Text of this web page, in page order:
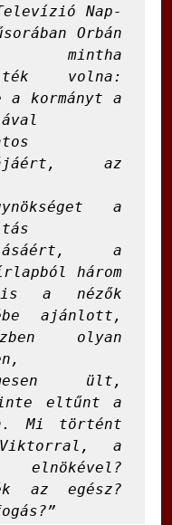
Nap-
Orbán
mintha
volna:
a kormányt a
az
a
a
három
a nézők
ajánlott,
olyan
ült,
eltűnt a
Mi történt
a
elnökével?
az egész?